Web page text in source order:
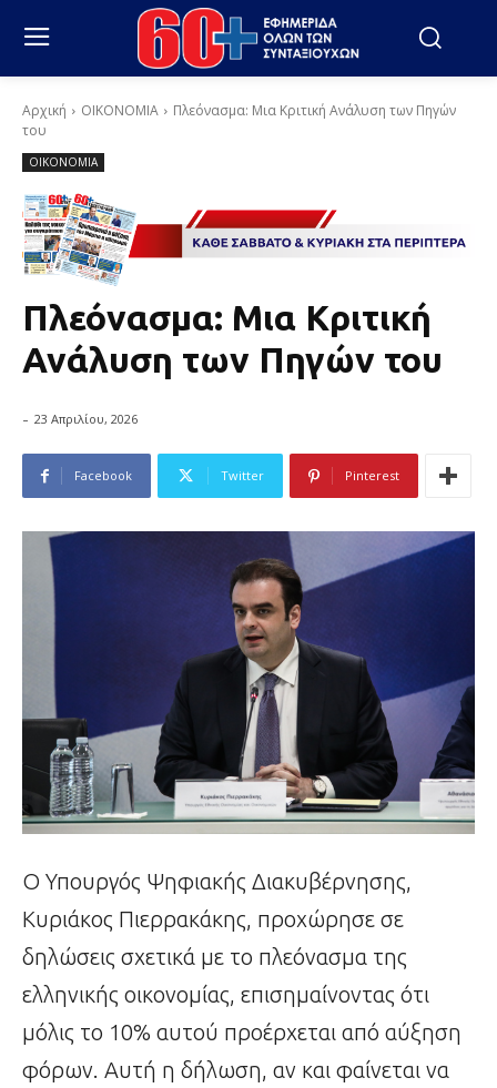
Αρχική ΟΙΚΟΝΟΜΙΑ
Πλεόνασμα: Μια Κριτική Ανάλυση των Πηγών
του
ΟΙΚΟΝΟΜΙΑ
Πλεόνασμα: Μια Κριτική
Ανάλυση των Πηγών του
- 23 Απριλίου, 2026
Facebook Twitter Pinterest
Ο Υπουργός Ψηφιακής Διακυβέρνησης,
Κυριάκος Πιερρακάκης, προχώρησε σε
δηλώσεις σχετικά με το πλεόνασμα της
ελληνικής οικονομίας, επισημαίνοντας ότι
μόλις το 10% αυτού προέρχεται από αύξηση
φόρων. Αυτή η δήλωση, αν και φαίνεται να